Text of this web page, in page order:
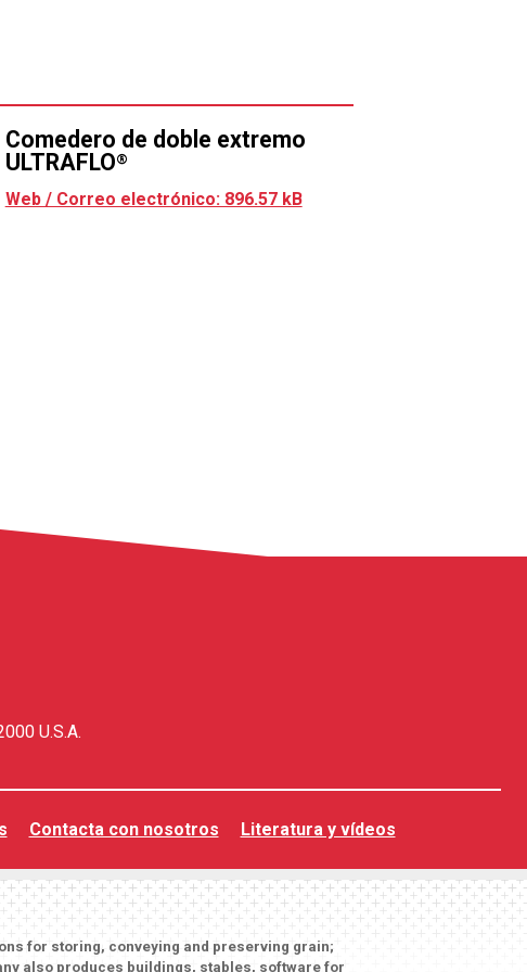
a las aves a comer… alimente hasta 12
probada o un comedero para pollitas.
de alimento directamente frente
Comedero de doble extremo
ULTRAFLO®
Web / Correo electrónico: 896.57 kB
U.S.A.
Contacta con nosotros Literatura y vídeos
for storing, conveying and preserving grain;
also produces buildings, stables, software for